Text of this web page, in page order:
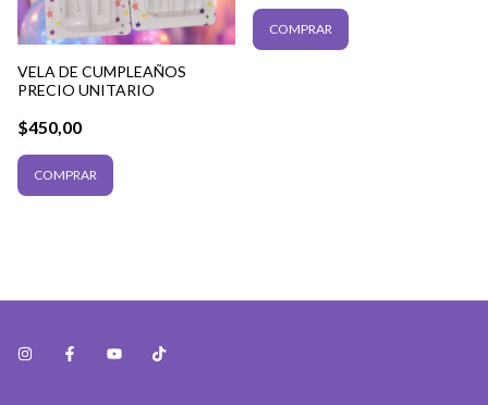
VELA DE CUMPLEAÑOS
PRECIO UNITARIO
$450,00
COMPRAR